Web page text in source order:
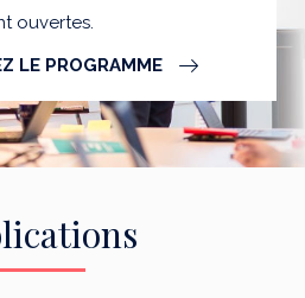
ouvertes.
LE PROGRAMME